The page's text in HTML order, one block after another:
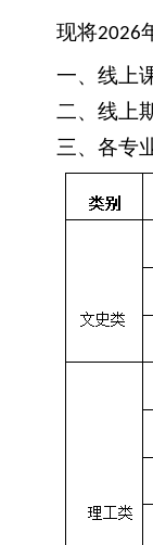
现将2026
一、线上
二、线上
三、各专